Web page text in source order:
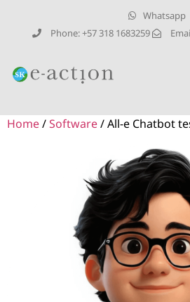
Whatsapp
Phone: +57 318 1683259
Home/Software/ All-e Chatbot